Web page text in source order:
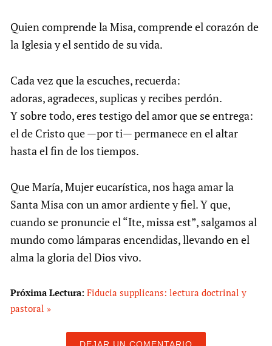
Quien comprende la Misa, comprende el corazón de
la Iglesia y el sentido de su vida.
Cada vez que la escuches, recuerda:
adoras, agradeces, suplicas y recibes perdón.
Y sobre todo, eres testigo del amor que se entrega:
el de Cristo que —por ti— permanece en el altar
hasta el fin de los tiempos.
Que María, Mujer eucarística, nos haga amar la
Santa Misa con un amor ardiente y fiel. Y que,
cuando se pronuncie el “Ite, missa est”, salgamos al
mundo como lámparas encendidas, llevando en el
alma la gloria del Dios vivo.
Próxima Lectura: Fiducia supplicans: lectura doctrinal y
pastoral »
DEJAR UN COMENTARIO